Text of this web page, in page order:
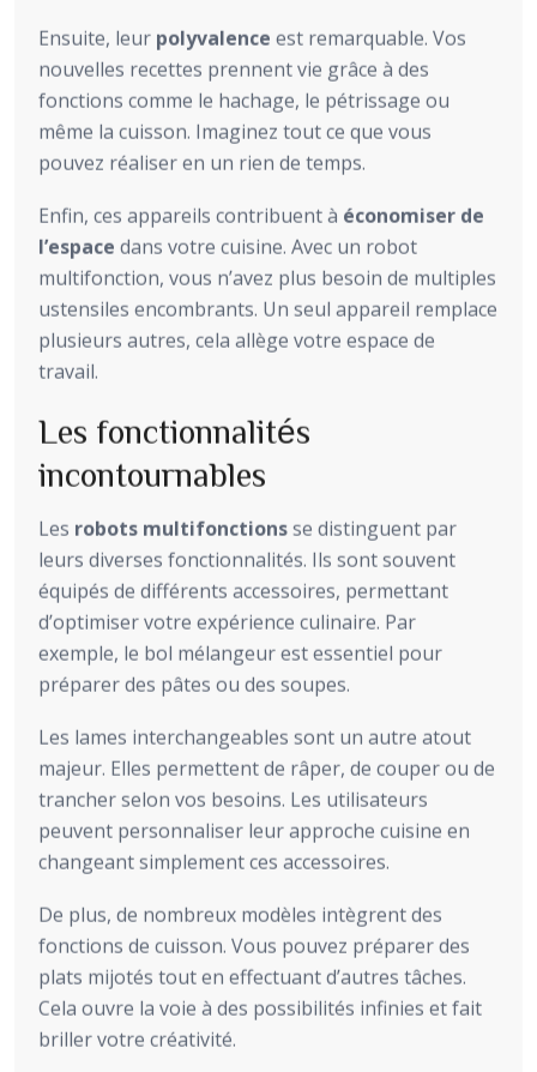
Ensuite, leur polyvalence est remarquable. Vos
nouvelles recettes prennent vie grâce à des
fonctions comme le hachage, le pétrissage ou
même la cuisson. Imaginez tout ce que vous
pouvez réaliser en un rien de temps.
Enfin, ces appareils contribuent à économiser de
l’espace dans votre cuisine. Avec un robot
multifonction, vous n’avez plus besoin de multiples
ustensiles encombrants. Un seul appareil remplace
plusieurs autres, cela allège votre espace de
travail.
Les fonctionnalités
incontournables
Les robots multifonctionsse distinguent par
leurs diverses fonctionnalités. Ils sont souvent
équipés de différents accessoires, permettant
d’optimiser votre expérience culinaire. Par
exemple, le bol mélangeur est essentiel pour
préparer des pâtes ou des soupes.
Les lames interchangeables sont un autre atout
majeur. Elles permettent de râper, de couper ou de
trancher selon vos besoins. Les utilisateurs
peuvent personnaliser leur approche cuisine en
changeant simplement ces accessoires.
De plus, de nombreux modèles intègrent des
fonctions de cuisson. Vous pouvez préparer des
plats mijotés tout en effectuant d’autres tâches.
Cela ouvre la voie à des possibilités infinies et fait
briller votre créativité.